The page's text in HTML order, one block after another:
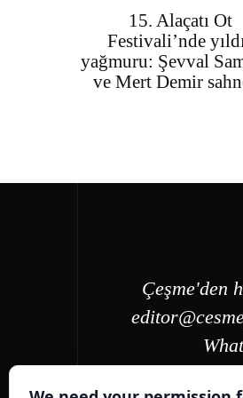
15. Alaçatı Ot
Festivali’nde
yağmuru: Şevval
ve Mert Demir
Çeşme'den